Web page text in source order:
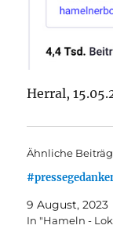
Herral,
Ähnliche
9 August, 2023
In "Hameln -